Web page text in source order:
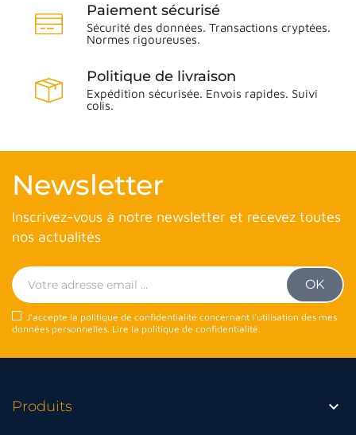
Paiement sécurisé
Sécurité des données. Transactions cryptées.
Normes rigoureuses.
Politique de livraison
Expédition sécurisée. Envois rapides. Suivi
colis.
Newsletter
Inscrivez-vous à notre newsletter et recevez toutes
nos actualités
J'accepte la politique de confidentialité concernant l'utilisation des mes
données personnelles. Lire la politique de confidentialité.
Produits 